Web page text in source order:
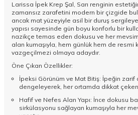
Larissa İpek Krep Şal, Sarı renginin
zamansız zarafetini modern bir çizgide
ancak mat yüzeyiyle asil bir duruş
yapısı sayesinde gün boyu konforlu bir
nazikçe temas eden dokusu ve her
alan kumaşıyla, hem günlük hem de resmi
vazgeçilmezi olmaya adaydır.
Öne Çıkan Özellikler:
İpeksi Görünüm ve Mat Bitiş: İpeğin
dengeleyerek, her ortamda dikkat çeken
Hafif ve Nefes Alan Yapı: İnce dokusu
sirkülasyonu sağlayan kumaşıyla her